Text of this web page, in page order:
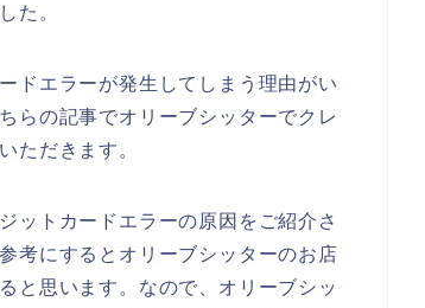
た。
ドエラーが発生してしまう理由がい
らの記事でオリーブシッターでクレ
ただきます。
ットカードエラーの原因をご紹介さ
考にするとオリーブシッターのお店
と思います。なので、オリーブシッ